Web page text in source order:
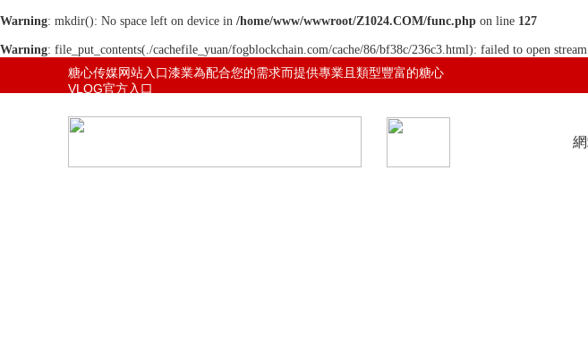
Warning: mkdir(): No space left on device in /home/www/wwwroot/Z1024.COM/func.php on line 127
Warning: file_put_contents(./cachefile_yuan/fogblockchain.com/cache/86/bf38c/236c3.html): failed to open
糖心传媒网站入口漆業為配合您的需求而提供專業且類型豐富的糖心
VLOG官方入口